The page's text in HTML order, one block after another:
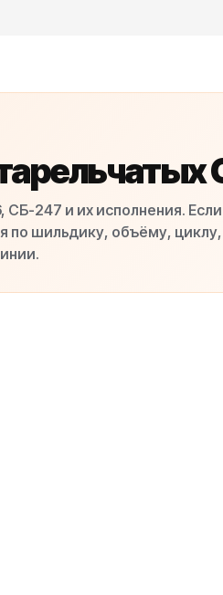
247 и их исполнения.
по шильдику, объёму,